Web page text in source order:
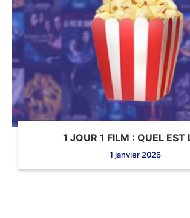
1 JOUR 1 FILM : QUEL EST
1 janvier 2026